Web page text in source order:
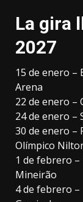
La gira
2027
15 de enero
Arena
22 de enero –
24 de enero –
30 de enero –
Olímpico
1 de febrero
Mineirão
4 de febrero –